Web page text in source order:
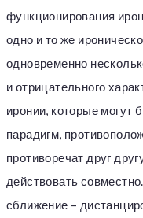
функционирования
одно и то же
одновременно
и отрицательного
иронии, которые могут
парадигм,
противоречат друг
действовать
сближение –